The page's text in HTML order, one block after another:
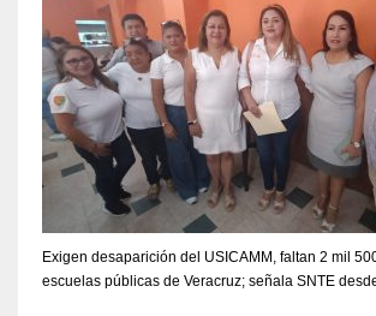
Exigen desaparición del USICAMM, faltan 2 mil
escuelas públicas de Veracruz; señala SNTE